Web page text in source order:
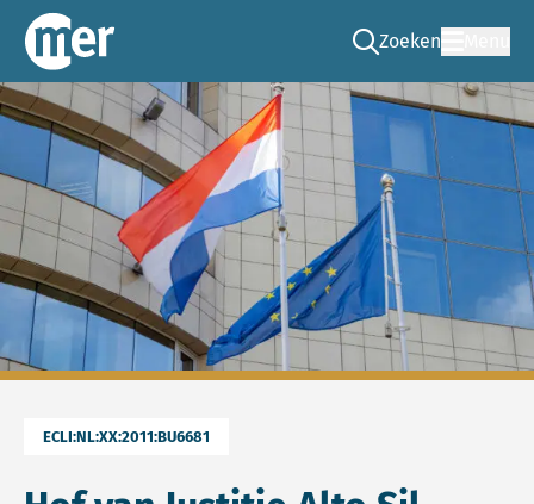
Commissie mer
Zoeken
Ga naar de zoek
ECLI:NL:XX:2011:BU6681